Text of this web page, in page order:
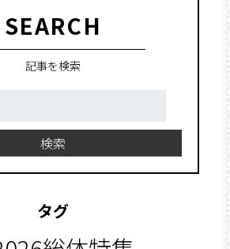
SEARCH
記事を検索
検索
タグ